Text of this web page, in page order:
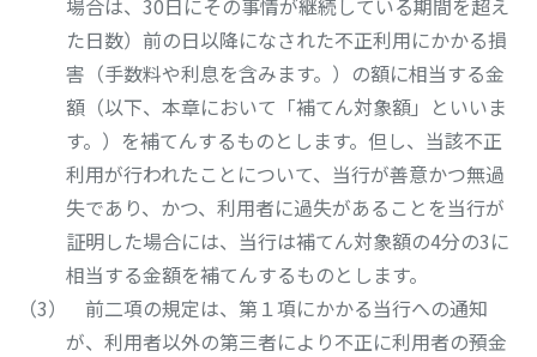
場合は、30日にその事情が継続している期間を超え
た日数）前の日以降になされた不正利用にかかる損
害（手数料や利息を含みます。）の額に相当する金
額（以下、本章において「補てん対象額」といいま
す。）を補てんするものとします。但し、当該不正
利用が行われたことについて、当行が善意かつ無過
失であり、かつ、利用者に過失があることを当行が
証明した場合には、当行は補てん対象額の4分の3に
相当する金額を補てんするものとします。
前二項の規定は、第１項にかかる当行への通知
が、利用者以外の第三者により不正に利用者の預金